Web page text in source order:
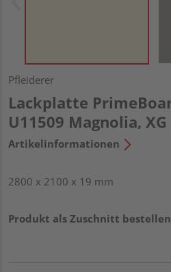
Pfleiderer
Lackplatte
U11509 Magnolia, XG
Artikelinformationen
2800 x 2100 x 19 mm
Produkt als Zuschnitt bestellen